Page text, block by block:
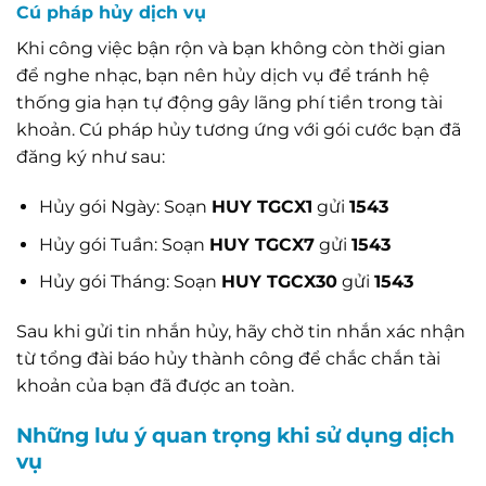
Cú pháp hủy dịch vụ
Khi công việc bận rộn và bạn không còn thời gian
để nghe nhạc, bạn nên hủy dịch vụ để tránh hệ
thống gia hạn tự động gây lãng phí tiền trong tài
khoản. Cú pháp hủy tương ứng với gói cước bạn đã
đăng ký như sau:
Hủy gói Ngày: Soạn HUY TGCX1 gửi 1543
Hủy gói Tuần: Soạn HUY TGCX7gửi 1543
Hủy gói Tháng: Soạn HUY TGCX30gửi 1543
Sau khi gửi tin nhắn hủy, hãy chờ tin nhắn xác nhận
từ tổng đài báo hủy thành công để chắc chắn tài
khoản của bạn đã được an toàn.
Những lưu ý quan trọng khi sử dụng dịch
vụ